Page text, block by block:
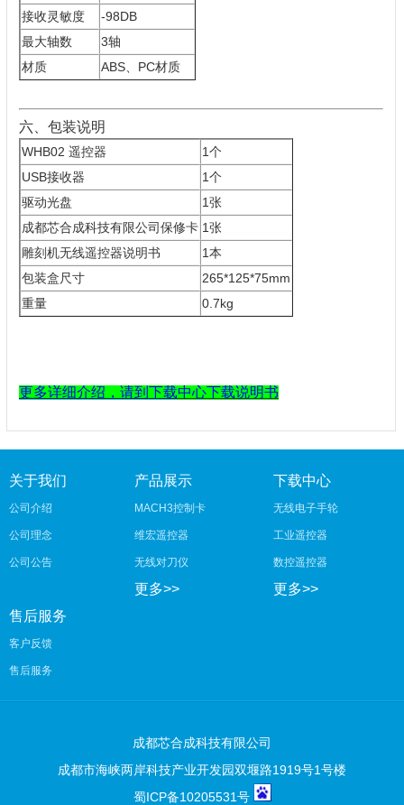
接收灵敏度
-98DB
最大轴数
3轴
材质
ABS、PC材质
六、包装说明
WHB02 遥控器
1个
USB接收器
1个
驱动光盘
1张
成都芯合成科技有限公司保修卡 1张
雕刻机无线遥控器说明书
1本
包装盒尺寸
265*125*75mm
重量
0.7kg
更多详细介绍，请到下载中心下载说明书
关于我们
公司介绍
公司理念
公司公告
产品展示
MACH3控制卡
维宏遥控器
无线对刀仪
更多>>
下载中心
无线电子手轮
工业遥控器
数控遥控器
更多>>
售后服务
客户反馈
售后服务
成都芯合成科技有限公司
成都市海峡两岸科技产业开发园双堰路1919号1号楼
蜀ICP备10205531号